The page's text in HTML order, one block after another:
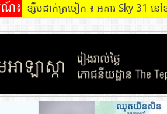
ណ៍៖ ខ្សឹបដាក់ត្រចៀក ៖ អគារ Sky 31